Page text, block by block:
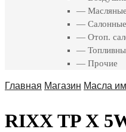
— Масляные
— Салонные
— Отоп.
—
— Прочие
Главная Магазин Масла
RIXX TP X